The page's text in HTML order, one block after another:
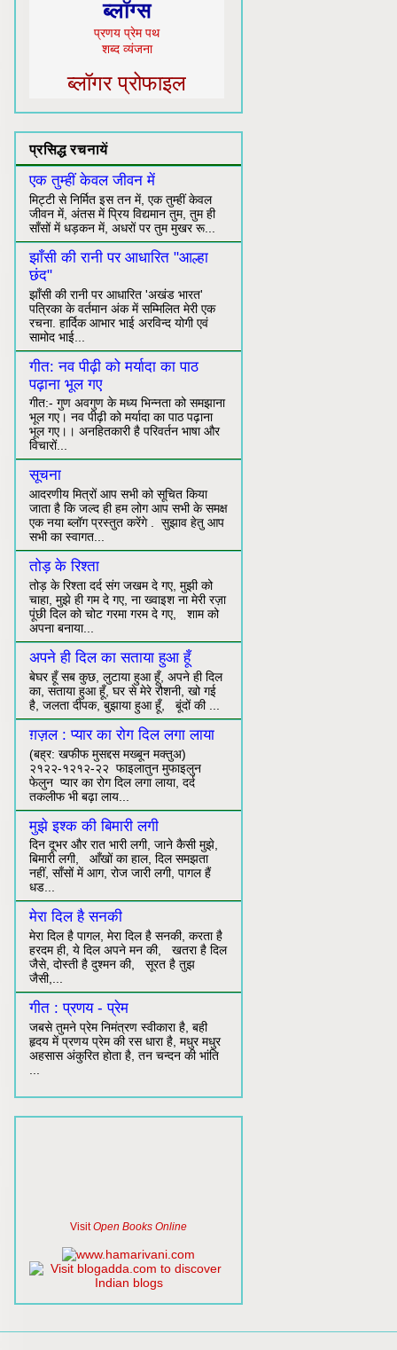
ब्लॉग्स
प्रणय प्रेम पथ
शब्द व्यंजना
ब्लॉगर प्रोफाइल
प्रसिद्ध रचनायें
एक तुम्हीं केवल जीवन में
मिट्टी से निर्मित इस तन में, एक तुम्हीं केवल
जीवन में, अंतस में प्रिय विद्यमान तुम, तुम ही
साँसों में धड़कन में, अधरों पर तुम मुखर रू...
झाँसी की रानी पर आधारित "आल्हा
छंद"
झाँसी की रानी पर आधारित 'अखंड भारत'
पत्रिका के वर्तमान अंक में सम्मिलित मेरी एक
रचना. हार्दिक आभार भाई अरविन्द योगी एवं
सामोद भाई...
गीत: नव पीढ़ी को मर्यादा का पाठ
पढ़ाना भूल गए
गीत:- गुण अवगुण के मध्य भिन्नता को समझाना
भूल गए। नव पीढ़ी को मर्यादा का पाठ पढ़ाना
भूल गए।। अनहितकारी है परिवर्तन भाषा और
विचारों...
सूचना
आदरणीय मित्रों आप सभी को सूचित किया
जाता है कि जल्द ही हम लोग आप सभी के समक्ष
एक नया ब्लॉग प्रस्तुत करेंगे . सुझाव हेतु आप
सभी का स्वागत...
तोड़ के रिश्ता
तोड़ के रिश्ता दर्द संग जखम दे गए, मुझी को
चाहा, मुझे ही गम दे गए, ना ख्वाइश ना मेरी रज़ा
पूंछी दिल को चोट गरमा गरम दे गए, शाम को
अपना बनाया...
अपने ही दिल का सताया हुआ हूँ
बेघर हूँ सब कुछ, लुटाया हुआ हूँ, अपने ही दिल
का, सताया हुआ हूँ, घर से मेरे रौशनी, खो गई
है, जलता दीपक, बुझाया हुआ हूँ, बूंदों की ...
ग़ज़ल : प्यार का रोग दिल लगा लाया
(बह्र: खफीफ मुसद्दस मख्बून मक्तुअ)
२१२२-१२१२-२२ फाइलातुन मुफाइलुन
फेलुन प्यार का रोग दिल लगा लाया, दर्द
तकलीफ भी बढ़ा लाय...
मुझे इश्क की बिमारी लगी
दिन दूभर और रात भारी लगी, जाने कैसी मुझे,
बिमारी लगी, आँखों का हाल, दिल समझता
नहीं, साँसों में आग, रोज जारी लगी, पागल हैं
धड...
मेरा दिल है सनकी
मेरा दिल है पागल, मेरा दिल है सनकी, करता है
हरदम ही, ये दिल अपने मन की, खतरा है दिल
जैसे, दोस्ती है दुश्मन की, सूरत है तुझ
जैसी,...
गीत : प्रणय - प्रेम
जबसे तुमने प्रेम निमंत्रण स्वीकारा है, बही
हृदय में प्रणय प्रेम की रस धारा है, मधुर मधुर
अहसास अंकुरित होता है, तन चन्दन की भांति
VisitOpen Books Online